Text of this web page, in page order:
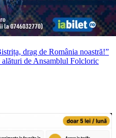
drag de România noastră!”
alături de Ansamblul Folcloric